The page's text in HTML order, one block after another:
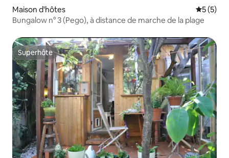
Maison d'hôtes
5 (5)
Bungalow n° 3 (Pego), à distance de marche de la plage
Superhôte
Superhôte